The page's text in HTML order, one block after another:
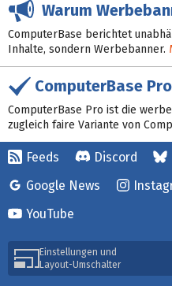
Warum
ComputerBase berichtet
Inhalte, sondern Werbebanner.
ComputerBase Pro
ComputerBase Pro ist die
zugleich faire Variante von
Feeds Discord
Google News
YouTube
Einstellungen und
Layout-Umschalter